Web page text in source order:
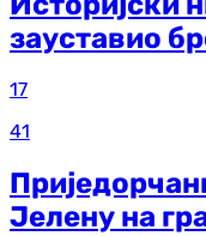
зауставио
17
41
Јелену на